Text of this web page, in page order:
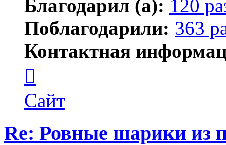
Благодарил (а): 120
Поблагодарили: 363
Контактная
пользователя
Тигирь
Сайт
Re: Ровные шарики из